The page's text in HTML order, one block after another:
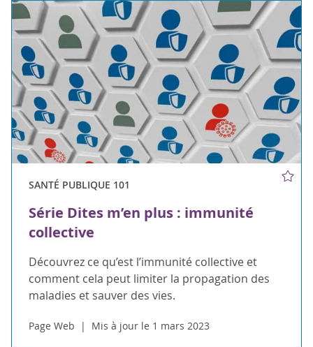
SANTÉ PUBLIQUE 101
Série Dites m’en plus : immunité
collective
Découvrez ce qu’est l’immunité collective et
comment cela peut limiter la propagation des
maladies et sauver des vies.
Page Web Mis à jour le 1 mars 2023